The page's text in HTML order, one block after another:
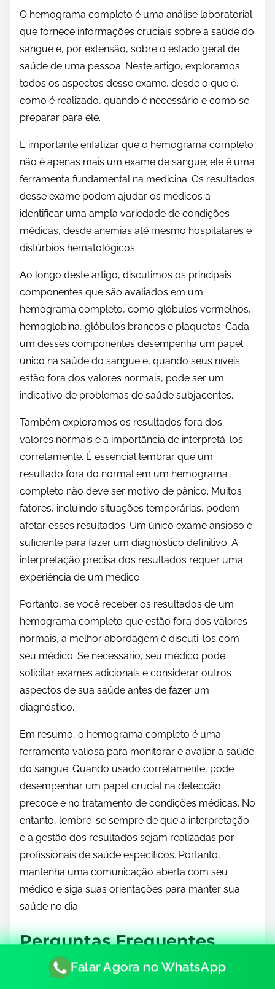
O hemograma completo é uma análise laboratorial
que fornece informações cruciais sobre a saúde do
sangue e, por extensão, sobre o estado geral de
saúde de uma pessoa. Neste artigo, exploramos
todos os aspectos desse exame, desde o que é,
como é realizado, quando é necessário e como se
preparar para ele.
É importante enfatizar que o hemograma completo
não é apenas mais um exame de sangue; ele é uma
ferramenta fundamental na medicina. Os resultados
desse exame podem ajudar os médicos a
identificar uma ampla variedade de condições
médicas, desde anemias até mesmo hospitalares e
distúrbios hematológicos.
Ao longo deste artigo, discutimos os principais
componentes que são avaliados em um
hemograma completo, como glóbulos vermelhos,
hemoglobina, glóbulos brancos e plaquetas. Cada
um desses componentes desempenha um papel
único na saúde do sangue e, quando seus níveis
estão fora dos valores normais, pode ser um
indicativo de problemas de saúde subjacentes.
Também exploramos os resultados fora dos
valores normais e a importância de interpretá-los
corretamente. É essencial lembrar que um
resultado fora do normal em um hemograma
completo não deve ser motivo de pânico. Muitos
fatores, incluindo situações temporárias, podem
afetar esses resultados. Um único exame ansioso é
suficiente para fazer um diagnóstico definitivo. A
interpretação precisa dos resultados requer uma
experiência de um médico.
Portanto, se você receber os resultados de um
hemograma completo que estão fora dos valores
normais, a melhor abordagem é discuti-los com
seu médico. Se necessário, seu médico pode
solicitar exames adicionais e considerar outros
aspectos de sua saúde antes de fazer um
diagnóstico.
Em resumo, o hemograma completo é uma
ferramenta valiosa para monitorar e avaliar a saúde
do sangue. Quando usado corretamente, pode
desempenhar um papel crucial na detecção
precoce e no tratamento de condições médicas. No
entanto, lembre-se sempre de que a interpretação
e a gestão dos resultados sejam realizadas por
profissionais de saúde específicos. Portanto,
mantenha uma comunicação aberta com seu
médico e siga suas orientações para manter sua
saúde no dia.
Perguntas Frequentes
Pergunta 1:O que é um hemograma completo?
Falar Agora no WhatsApp